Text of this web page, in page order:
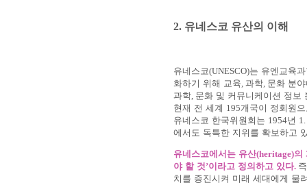
2. 유네스코 유산의 이해
유네스코(UNESCO)는 유엔교육
화하기 위해 교육 과학 문화 분
과학 문화 및 커뮤니케이션 정보
현재 전 세계 195개국이 정회원
유네스코 한국위원회는 1954년
에서도 독특한 지위를 확보하고
유네스코에서는 유산(heritage)의
야 할 것’이라고 정의하고 있다. 즉
치를 증진시켜 미래 세대에게 물